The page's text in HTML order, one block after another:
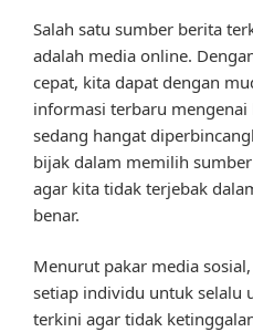
Salah satu sumber berita
adalah media online.
cepat, kita dapat dengan
informasi terbaru
sedang hangat
bijak dalam memilih
agar kita tidak terjebak
benar.
Menurut pakar media
setiap individu untuk selalu
terkini agar tidak